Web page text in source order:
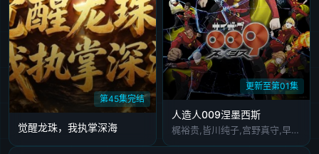
第45集完结
觉醒龙珠，我执掌深海
更新至第01集
人造人009涅墨西斯
梶裕贵,皆川纯子,宫野真守,早见沙织,杉田智和,安元洋贵,鹿糠光明,利根健太朗,林勇,山路和弘,中村悠一,日高里菜,细谷佳正,神谷浩史,井上喜久子,稻田彻,若山诗音,内田真礼,佐仓绫音,奈良彻,下野纮